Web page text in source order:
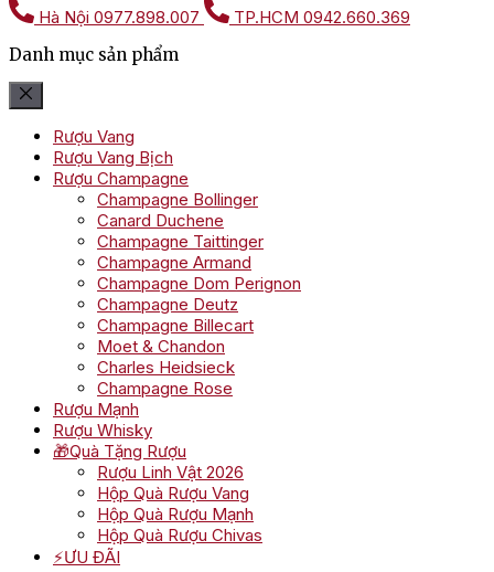
Hà Nội 0977.898.007 TP.HCM 0942.660.369
Danh mục sản phẩm
Rượu Vang
Rượu Vang Bịch
Rượu Champagne
Champagne Bollinger
Canard Duchene
Champagne Taittinger
Champagne Armand
Champagne Dom Perignon
Champagne Deutz
Champagne Billecart
Moet & Chandon
Charles Heidsieck
Champagne Rose
Rượu Mạnh
Rượu Whisky
🎁Quà Tặng Rượu
Rượu Linh Vật 2026
Hộp Quà Rượu Vang
Hộp Quà Rượu Mạnh
Hộp Quà Rượu Chivas
⚡ƯU ĐÃI